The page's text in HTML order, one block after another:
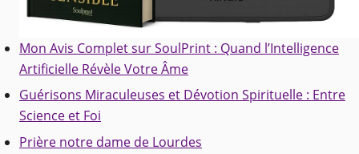
Mon Avis Complet sur SoulPrint : Quand l’Intelligence
Artificielle Révèle Votre Âme
Guérisons Miraculeuses et Dévotion Spirituelle : Entre
Science et Foi
Prière notre dame de Lourdes